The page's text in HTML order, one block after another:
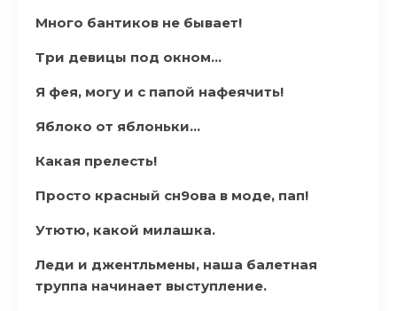
Много бантиков не бывает!
Три девицы под окном…
Я фея, могу и с папой нафеячить!
Яблоко от яблоньки…
Какая прелесть!
Просто красный сн9ова в моде, пап!
Утютю, какой милашка.
Леди и джентльмены, наша балетная
труппа начинает выступление.